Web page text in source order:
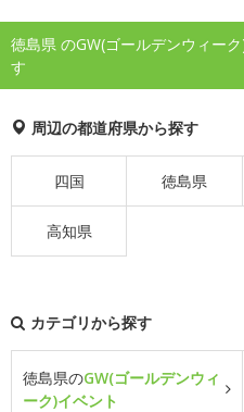
徳島県 のGW(ゴールデンウィー
す
周辺の都道府県から探す
四国 徳島県
高知県
カテゴリから探す
徳島県のGW(ゴールデンウィ
ーク)イベント